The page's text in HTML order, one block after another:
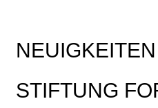
STIFTUNG